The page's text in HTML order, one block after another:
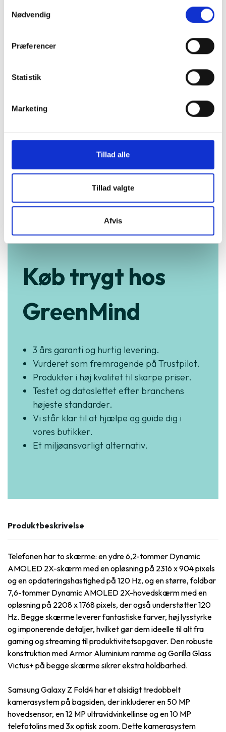
Nødvendig
Præferencer
Statistik
Marketing
Tillad alle
Tillad valgte
Afvis
199 kr.
Pro/14 Pro Max
79 kr.
Køb trygt hos
GreenMind
3 års garanti og hurtig levering.
Vurderet som fremragende på Trustpilot.
Produkter i høj kvalitet til skarpe priser.
Testet og dataslettet efter branchens
højeste standarder.
Vi står klar til at hjælpe og guide dig i
vores butikker.
Et miljøansvarligt alternativ.
Produktbeskrivelse
Telefonen har to skærme: en ydre 6,2-tommer Dynamic
AMOLED 2X-skærm med en opløsning på 2316 x 904 pixels
og en opdateringshastighed på 120 Hz, og en større, foldbar
7,6-tommer Dynamic AMOLED 2X-hovedskærm med en
opløsning på 2208 x 1768 pixels, der også understøtter 120
Hz. Begge skærme leverer fantastiske farver, høj lysstyrke
og imponerende detaljer, hvilket gør dem ideelle til alt fra
gaming og streaming til produktivitetsopgaver. Den robuste
konstruktion med Armor Aluminium ramme og Gorilla Glass
Victus+ på begge skærme sikrer ekstra holdbarhed.
Samsung Galaxy Z Fold4 har et alsidigt tredobbelt
kamerasystem på bagsiden, der inkluderer en 50 MP
hovedsensor, en 12 MP ultravidvinkellinse og en 10 MP
telefotolins med 3x optisk zoom. Dette kamerasystem